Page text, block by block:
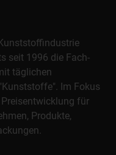
seit 1996 die Fach-
täglichen
Im Fokus
für
Produkte,